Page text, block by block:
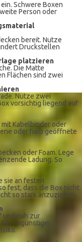
Schwere Boxen
Person oder
bereit. Nutze
Druckstellen
platzieren
Die Matte
Flächen sind zwei
Nutze zwei
vorsichtig liegend auf
Kabelbinder oder
oder halb geöffnete
oder Foam. Lege
Ladung. So
sie an festen
fest, dass die Box nicht
so stark anzuziehen,
und nah zur
ungünstiger